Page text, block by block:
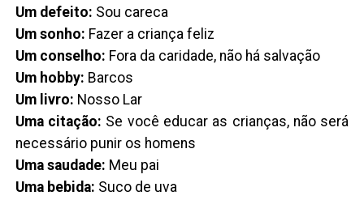
Um defeito: Sou careca
Um sonho: Fazer a criança feliz
Um conselho: Fora da caridade, não há salvação
Um hobby: Barcos
Um livro: Nosso Lar
Uma citação: Se você educar as crianças, não será
necessário punir os homens
Uma saudade: Meu pai
Uma bebida: Suco de uva